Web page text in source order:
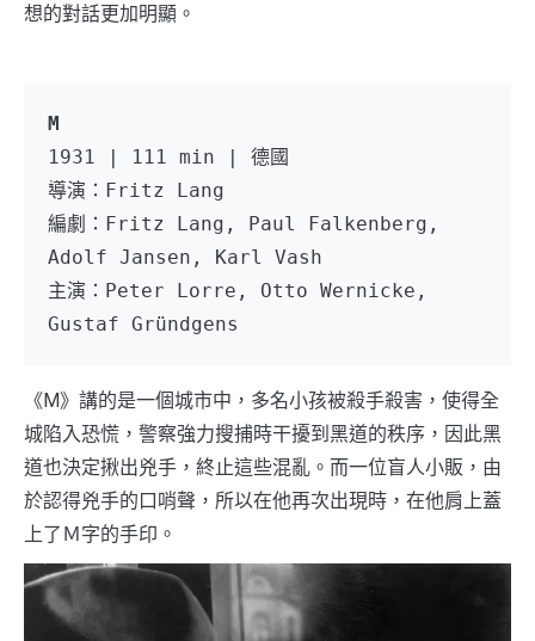
想的對話更加明顯。
M
1931 | 111 min | 德國
導演：Fritz Lang
編劇：Fritz Lang, Paul Falkenberg,
Adolf Jansen, Karl Vash
主演：Peter Lorre, Otto Wernicke,
Gustaf Gründgens
《M》講的是一個城市中，多名小孩被殺手殺害，使得全
城陷入恐慌，警察強力搜捕時干擾到黑道的秩序，因此黑
道也決定揪出兇手，終止這些混亂。而一位盲人小販，由
於認得兇手的口哨聲，所以在他再次出現時，在他肩上蓋
上了Ｍ字的手印。